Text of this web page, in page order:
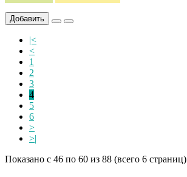
Добавить
|<
<
1
2
3
4
5
6
>
>|
Показано с 46 по 60 из 88 (всего 6 страниц)